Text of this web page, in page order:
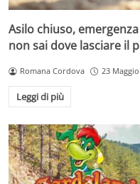
Asilo chiuso,
non sai dove lasciare il
Romana Cordova 23
Leggi di più